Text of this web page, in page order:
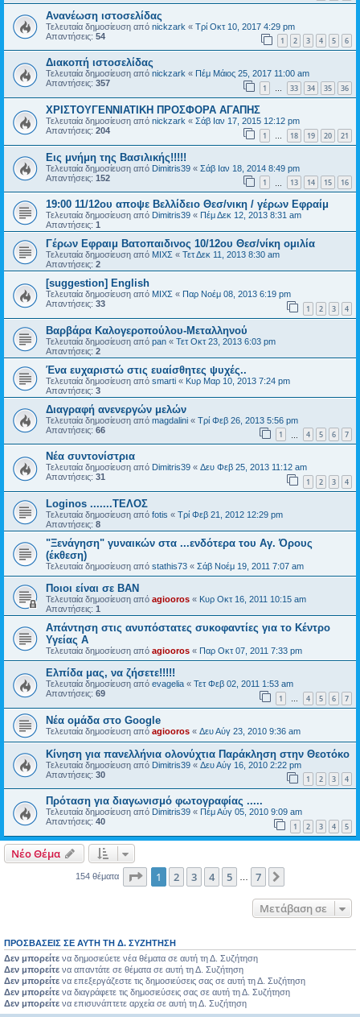
Ανανέωση ιστοσελίδας
Τελευταία δημοσίευση από nickzark « Τρί Οκτ 10, 2017 4:29 pm
Απαντήσεις: 54 1 2 3 4 5 6
Διακοπή ιστοσελίδας
Τελευταία δημοσίευση από nickzark « Πέμ Μάιος 25, 2017 11:00 am
Απαντήσεις: 357 1 … 33 34 35 36
ΧΡΙΣΤΟΥΓΕΝΝΙΑΤΙΚΗ ΠΡΟΣΦΟΡΑ ΑΓΑΠΗΣ
Τελευταία δημοσίευση από nickzark « Σάβ Ιαν 17, 2015 12:12 pm
Απαντήσεις: 204 1 … 18 19 20 21
Εις μνήμη της Βασιλικής!!!!!
Τελευταία δημοσίευση από Dimitris39 « Σάβ Ιαν 18, 2014 8:49 pm
Απαντήσεις: 152 1 13 14 15 16
19:00 11/12ου αποψε Βελλίδειο Θεσ/νικη / γέρων Εφραίμ
Τελευταία δημοσίευση από Dimitris39 « Πέμ Δεκ 12, 2013 8:31 am
Απαντήσεις: 1
Γέρων Εφραιμ Βατοπαιδινος 10/12ου Θεσ/νίκη ομιλία
Τελευταία δημοσίευση από ΜΙΧΣ « Τετ Δεκ 11, 2013 8:30 am
Απαντήσεις: 2
[suggestion] English
Τελευταία δημοσίευση από ΜΙΧΣ « Παρ Νοέμ 08, 2013 6:19 pm
Απαντήσεις: 33 1 2 3 4
Βαρβάρα Καλογεροπούλου-Μεταλληνού
Τελευταία δημοσίευση από pan « Τετ Οκτ 23, 2013 6:03 pm
Απαντήσεις: 2
Ένα ευχαριστώ στις ευαίσθητες ψυχές..
Τελευταία δημοσίευση από smarti « Κυρ Μαρ 10, 2013 7:24 pm
Απαντήσεις: 3
Διαγραφή ανενεργών μελών
Τελευταία δημοσίευση από magdalini « Τρί Φεβ 26, 2013 5:56 pm
Απαντήσεις: 66 1 4 5 6 7
Νέα συντονίστρια
Τελευταία δημοσίευση από Dimitris39 « Δευ Φεβ 25, 2013 11:12 am
Απαντήσεις: 31 1 2 3 4
Loginos .......ΤΕΛΟΣ
Τελευταία δημοσίευση από fotis « Τρί Φεβ 21, 2012 12:29 pm
Απαντήσεις: 8
"Ξενάγηση" γυναικών στα ...ενδότερα του Αγ. Όρους
(έκθεση)
Τελευταία δημοσίευση από stathis73 « Σάβ Νοέμ 19, 2011 7:07 am
Ποιοι είναι σε BAN
Τελευταία δημοσίευση από agiooros « Κυρ Οκτ 16, 2011 10:15 am
Απαντήσεις: 1
Απάντηση στις ανυπόστατες συκοφαντίες για το Κέντρο
Υγείας Α
Τελευταία δημοσίευση από agiooros « Παρ Οκτ 07, 2011 7:33 pm
Ελπίδα μας, να ζήσετε!!!!!
Τελευταία δημοσίευση από evagelia « Τετ Φεβ 02, 2011 1:53 am
Απαντήσεις: 69 1 … 4 5 6 7
Νέα ομάδα στο Google
Τελευταία δημοσίευση από agiooros « Δευ Αύγ 23, 2010 9:36 am
Κίνηση για πανελλήνια ολονύχτια Παράκληση στην Θεοτόκο
Τελευταία δημοσίευση από Dimitris39 « Δευ Αύγ 16, 2010 2:22 pm
Απαντήσεις: 30 1 2 3 4
Πρόταση για διαγωνισμό φωτογραφίας .....
Τελευταία δημοσίευση από Dimitris39 « Πέμ Αύγ 05, 2010 9:09 am
Απαντήσεις: 40 1 2 3 4 5
Νέο Θέμα
154 θέματα Σελίδα από7
1 2 3 4 5 7
Μετάβαση σε
ΠΡΟΣΒΆΣΕΙΣ ΣΕ ΑΥΤΉ ΤΗ Δ. ΣΥΖΉΤΗΣΗ
Δεν μπορείτε να δημοσιεύετε νέα θέματα σε αυτή τη Δ. Συζήτηση
Δεν μπορείτε να απαντάτε σε θέματα σε αυτή τη Δ. Συζήτηση
Δεν μπορείτε να επεξεργάζεστε τις δημοσιεύσεις σας σε αυτή τη Δ. Συζήτηση
Δεν μπορείτε να διαγράφετε τις δημοσιεύσεις σας σε αυτή τη Δ. Συζήτηση
Δεν μπορείτε να επισυνάπτετε αρχεία σε αυτή τη Δ. Συζήτηση